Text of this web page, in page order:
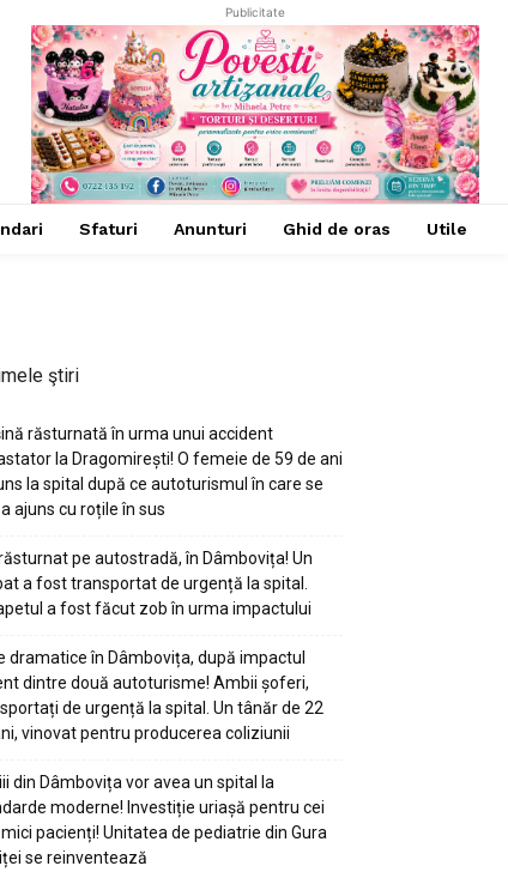
Publicitate
Sfaturi Anunturi Ghid de oras Utile
ştiri
răsturnată în urma unui accident
la Dragomirești! O femeie de 59 de ani
la spital după ce autoturismul în care se
ajuns cu roțile în sus
pe autostradă, în Dâmbovița! Un
a fost transportat de urgență la spital.
a fost făcut zob în urma impactului
dramatice în Dâmbovița, după impactul
dintre două autoturisme! Ambii șoferi,
de urgență la spital. Un tânăr de 22
vinovat pentru producerea coliziunii
din Dâmbovița vor avea un spital la
moderne! Investiție uriașă pentru cei
pacienți! Unitatea de pediatrie din Gura
se reinventează